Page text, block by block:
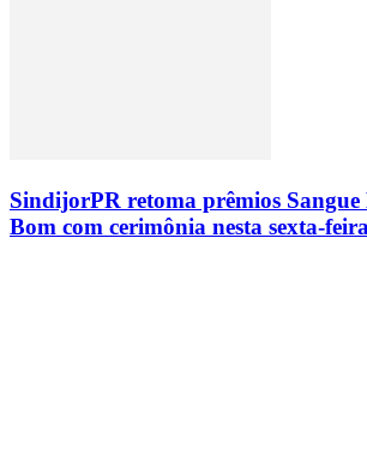
SindijorPR retoma prêmios Sangue
Bom com cerimônia nesta sexta-feira